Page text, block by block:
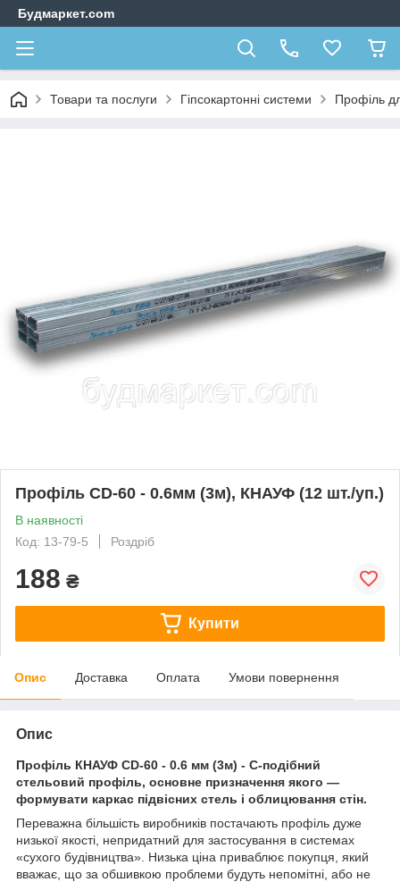
Будмаркет.com
Товари та послуги Гіпсокартонні системи Профіль
Профіль CD-60 - 0.6мм (3м), КНАУФ (12 шт./уп.)
В наявності
Код: 13-79-5
Роздріб
188 ₴
Купити
Опис Доставка Оплата Умови повернення
Опис
Профіль КНАУФ CD-60 - 0.6 мм (3м) - С-подібний
стельовий профіль, основне призначення якого ―
формувати каркас підвісних стель і облицювання стін.
Переважна більшість виробників постачають профіль дуже
низької якості, непридатний для застосування в системах
«сухого будівництва». Низька ціна приваблює покупця, який
вважає, що за обшивкою проблеми будуть непомітні, або не